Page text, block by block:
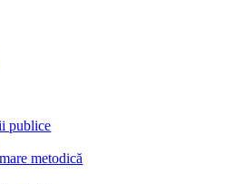
publice
metodică